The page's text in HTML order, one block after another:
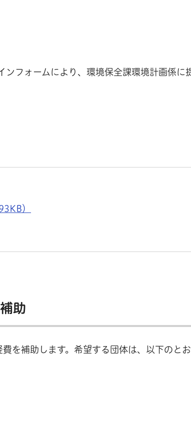
フォームにより、環境保全課環境計画係に
）
助
を補助します。希望する団体は、以下のと